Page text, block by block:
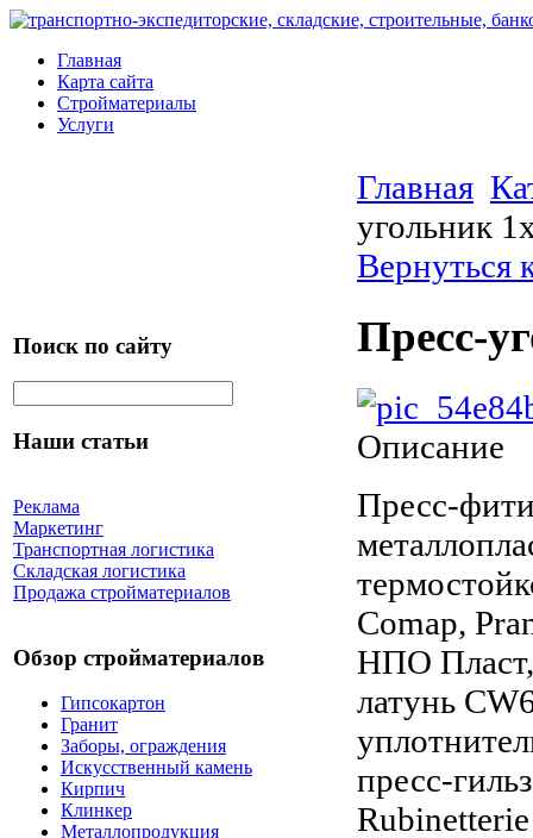
Главная
Карта сайта
Стройматериалы
Услуги
Поиск по сайту
Наши статьи
Реклама
Маркетинг
Транспортная логистика
Складская логистика
Продажа стройматериалов
Обзор стройматериалов
Гипсокартон
Гранит
Заборы, ограждения
Искусственный камень
Кирпич
Клинкер
Металлопродукция
Главная
угольник
Вернуться
Пресс-
Описание
Пресс-
Comap,
НПО Пласт,
латунь
пресс-